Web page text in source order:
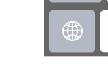
